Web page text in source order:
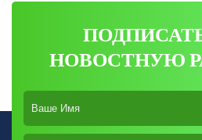
НОВОСТНУЮ